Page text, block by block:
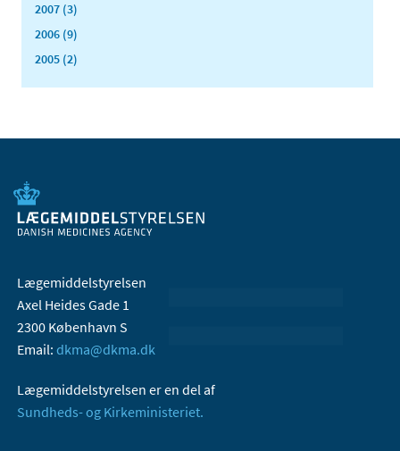
2007 (3)
2006 (9)
2005 (2)
Lægemiddelstyrelsen
Axel Heides Gade 1
2300 København S
Email: dkma@dkma.dk
Lægemiddelstyrelsen er en del af
Sundheds- og Kirkeministeriet.